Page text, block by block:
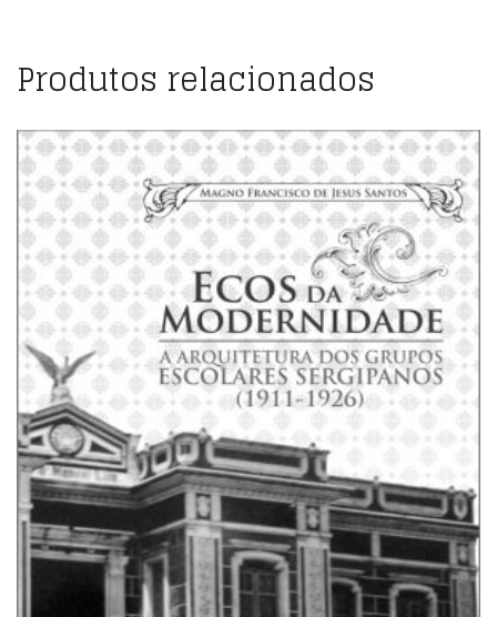
Produtos relacionados